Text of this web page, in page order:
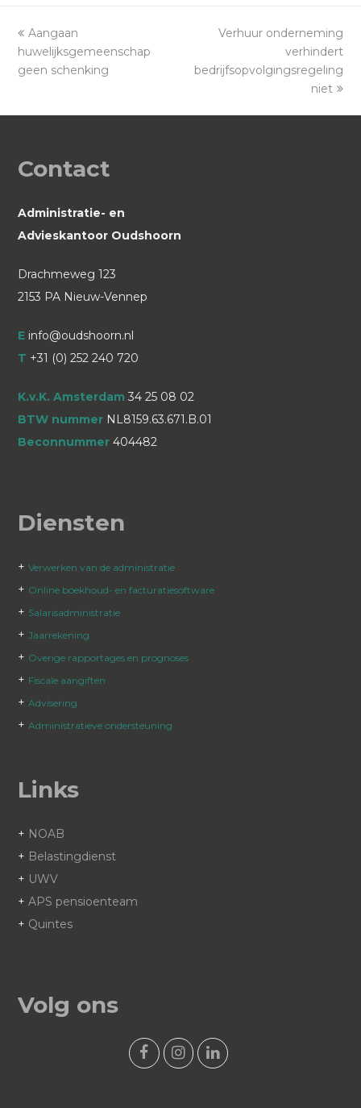
previous
post:
Aangaan
huwelijksgemeenschap
geen schenking
next
Verhuur onderneming
verhindert
bedrijfsopvolgingsregeling
niet
Contact
Administratie- en
Advieskantoor Oudshoorn
Drachmeweg 123
2153 PA Nieuw-Vennep
E info@oudshoorn.nl
T +31 (0) 252 240 720
K.v.K. Amsterdam 34 25 08 02
BTW nummer NL8159.63.671.B.01
Beconnummer 404482
Diensten
+Verwerken van de administratie
+ Online boekhoud- en facturatiesoftware
+ Salarisadministratie
+Jaarrekening
+ Overige rapportages en prognoses
+ Fiscale aangiften
+Advisering
+Administratieve ondersteuning
Links
+ NOAB
+ Belastingdienst
+ UWV
+APS pensioenteam
+ Quintes
Volg ons
F
L